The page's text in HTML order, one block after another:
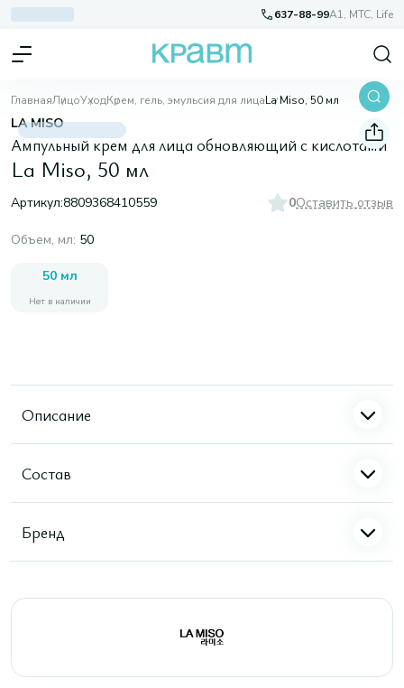
637-88-99A1, МТС, Life
ГлавнаяЛицоУходКрем, гель, эмульсия для лицаLa Miso, 50 мл
LA MISO
Ампульный крем для лица обновляющий с кислотами
La Miso, 50 мл
Артикул:8809368410559 0Оставить отзыв
Объем, мл: 50
50 мл
Нет в наличии
Описание
Состав
Бренд